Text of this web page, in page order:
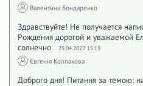
Валентина Бондаренко
Здравствуйте! Не получается
Рождения дорогой и уважаемой
солнечно
25.04.2022 15:15
Євгенія Колпакова
Доброго дня! Питання за темою: